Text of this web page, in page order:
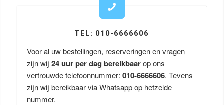
TEL: 010-6666606
Voor al uw bestellingen, reserveringen en vragen
zijn wij 24 uur per dag bereikbaarop ons
vertrouwde telefoonnummer: 010-6666606. Tevens
zijn wij bereikbaar via Whatsapp op hetzelde
nummer.